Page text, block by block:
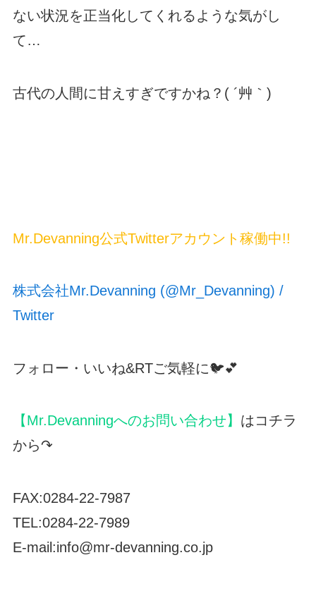
ない状況を正当化してくれるような気がし
て…
古代の人間に甘えすぎですかね？( ´艸｀)
Mr.Devanning公式Twitterアカウント稼働中!!
株式会社Mr.Devanning (@Mr_Devanning) /
Twitter
フォロー・いいね&RTご気軽に🐦💕
【Mr.Devanningへのお問い合わせ】 はコチラ
から↷
FAX:0284-22-7987
TEL:0284-22-7989
E-mail:info@mr-devanning.co.jp